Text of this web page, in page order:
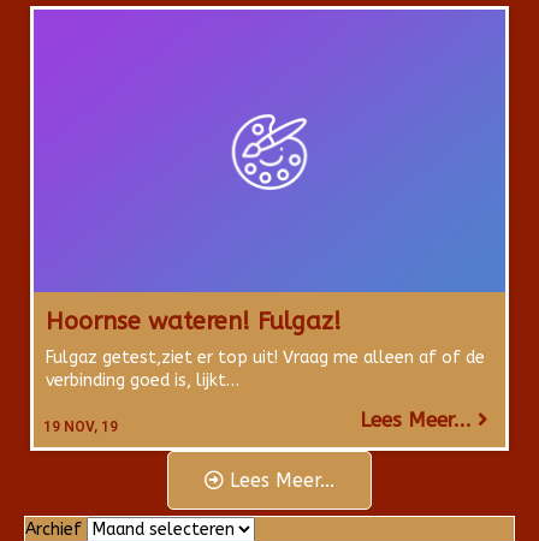
Hoornse wateren! Fulgaz!
19 NOV, 19
Fulgaz getest,ziet er top uit! Vraag me alleen af of de
verbinding goed is, lijkt…
Lees Meer...
Lees Meer...
Archief Archief